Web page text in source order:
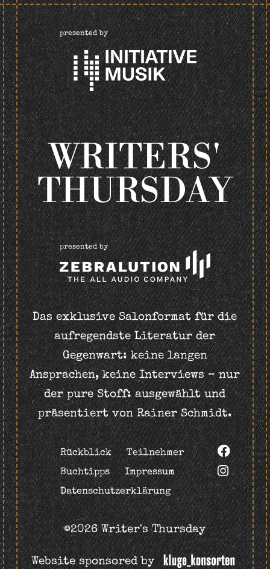
presented by
WRITERS'
THURSDAY
presented by
Das exklusive Salonformat für die
aufregendste Literatur der
Gegenwart: keine langen
Ansprachen, keine Interviews – nur
der pure Stoff: ausgewählt und
präsentiert von Rainer Schmidt.
Rückblick
Teilnehmer
Buchtipps
Impressum
Datenschutzerklärung
©2026 Writer's Thursday
Website sponsored by